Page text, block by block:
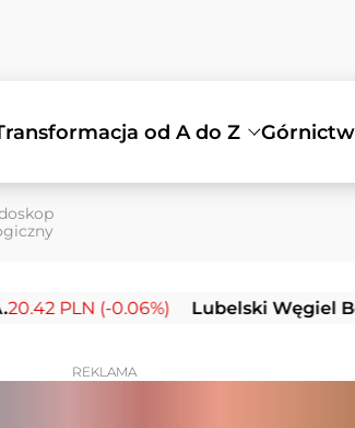
od A do Z
(-0.06%) Lubelski Węgiel Bogdanka
REKLAMA